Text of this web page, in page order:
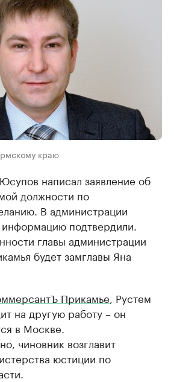
краю
написал заявление об
должности по
В администрации
информацию подтвердили.
главы администрации
будет замглавы Яна
Прикамье, Рустем
на другую работу – он
в Москве.
чиновник возглавит
юстиции по